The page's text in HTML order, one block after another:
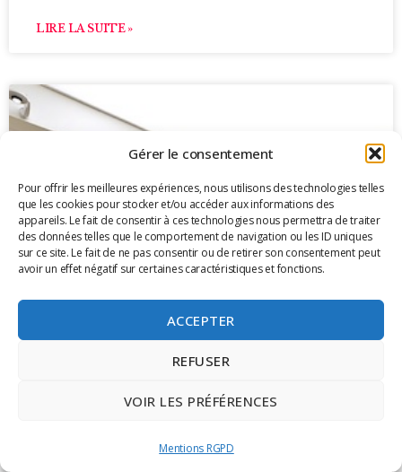
Gérer le consentement
Pour offrir les meilleures expériences, nous utilisons des technologies telles
que les cookies pour stocker et/ou accéder aux informations des
appareils. Le fait de consentir à ces technologies nous permettra de traiter
des données telles que le comportement de navigation ou les ID uniques
sur ce site. Le fait de ne pas consentir ou de retirer son consentement peut
avoir un effet négatif sur certaines caractéristiques et fonctions.
ACCEPTER
REFUSER
VOIR LES PRÉFÉRENCES
Mentions RGPD
LIRE LA SUITE »